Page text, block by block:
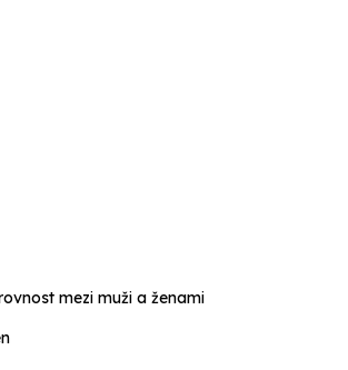
mezi muži a ženami